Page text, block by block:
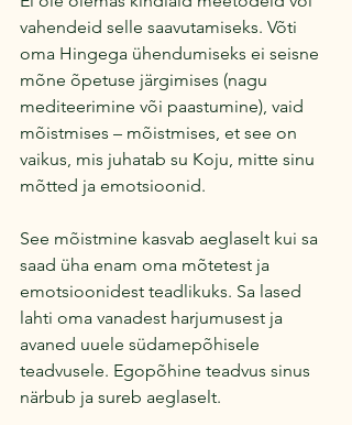
vahendeid selle saavutamiseks. Võti
oma Hingega ühendumiseks ei seisne
mõne õpetuse järgimises (nagu
mediteerimine või paastumine), vaid
mõistmises – mõistmises, et see on
vaikus, mis juhatab su Koju, mitte sinu
mõtted ja emotsioonid.
See mõistmine kasvab aeglaselt kui sa
saad üha enam oma mõtetest ja
emotsioonidest teadlikuks. Sa lased
lahti oma vanadest harjumusest ja
avaned uuele südamepõhisele
teadvusele. Egopõhine teadvus sinus
närbub ja sureb aeglaselt.